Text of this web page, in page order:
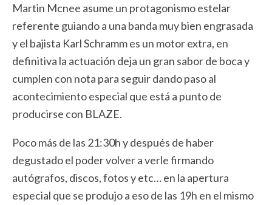
Martin Mcnee asume un protagonismo estelar
referente guiando a una banda muy bien engrasada
y el bajista Karl Schramm es un motor extra, en
definitiva la actuación deja un gran sabor de boca y
cumplen con nota para seguir dando paso al
acontecimiento especial que está a punto de
producirse con BLAZE.
Poco más de las 21:30h y después de haber
degustado el poder volver a verle firmando
autógrafos, discos, fotos y etc… en la apertura
especial que se produjo a eso de las 19h en el mismo